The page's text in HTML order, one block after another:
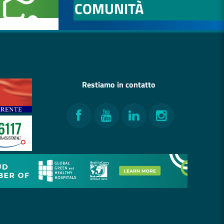
COMUNITÀ
Restiamo in contatto
Facebook
YouTubeLinkedInInstagram